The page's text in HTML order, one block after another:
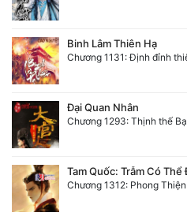
Binh Lâm Thiên Hạ
Chương 1131: Định đỉnh
Đại Quan Nhân
Chương 1293: Thịnh thế
Tam Quốc: Trẫm Có
Chương 1312: Phong